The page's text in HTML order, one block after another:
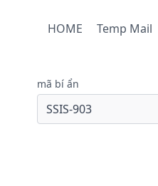
HOME Temp Mail
mã bí ẩn